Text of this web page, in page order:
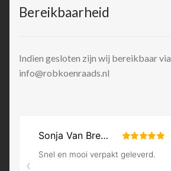
Bereikbaarheid
Indien gesloten zijn wij bereikbaar via
info@robkoenraads.nl